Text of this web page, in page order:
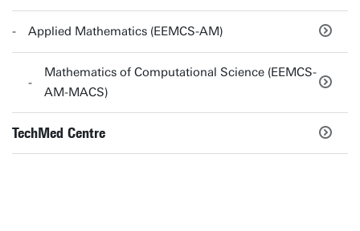
Applied Mathematics (EEMCS-AM)
Mathematics of Computational Science (EEMCS-
AM-MACS)
TechMed Centre